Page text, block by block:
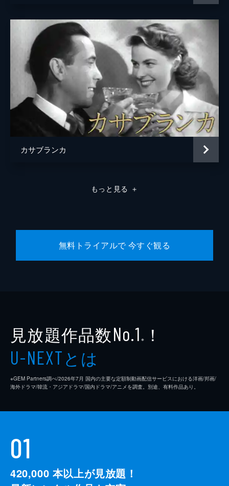
カサブランカ
もっと見る ＋
無料トライアルで 今すぐ観る
見放題作品数No.1 ※ ！
U-NEXTとは
※GEM Partners調べ/2026年7⽉ 国内の主要な定額制動画配信サービスにおける洋画/邦画/
海外ドラマ/韓流・アジアドラマ/国内ドラマ/アニメを調査。別途、有料作品あり。
01
420,000 本以上が見放題！